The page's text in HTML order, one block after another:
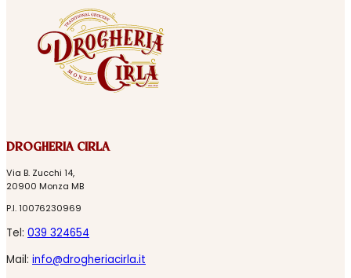
DROGHERIA CIRLA
Via B. Zucchi 14,
20900 Monza MB
P.I. 10076230969
Tel: 039 324654
Mail: info@drogheriacirla.it